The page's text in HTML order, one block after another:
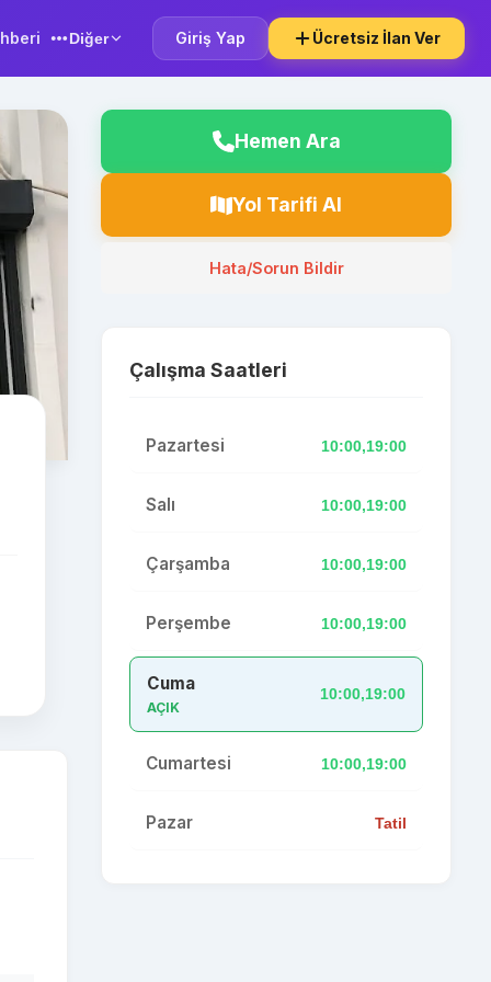
Diğer Giriş Yap Ücretsiz İlan Ver
Hemen Ara
Yol Tarifi Al
Hata/Sorun Bildir
Çalışma Saatleri
Pazartesi 10:00,19:00
Salı 10:00,19:00
Çarşamba 10:00,19:00
Perşembe 10:00,19:00
Cuma
AÇIK
10:00,19:00
Cumartesi 10:00,19:00
Pazar Tatil